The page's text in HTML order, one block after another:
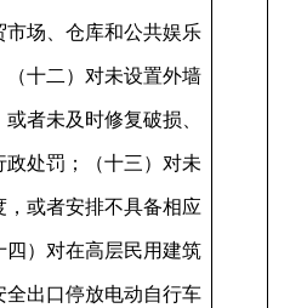
场、仓库和公共娱乐
十二）对未设置外墙
者未及时修复破损、
处罚；（十三）对未
或者安排不具备相应
）对在高层民用建筑
出口停放电动自行车